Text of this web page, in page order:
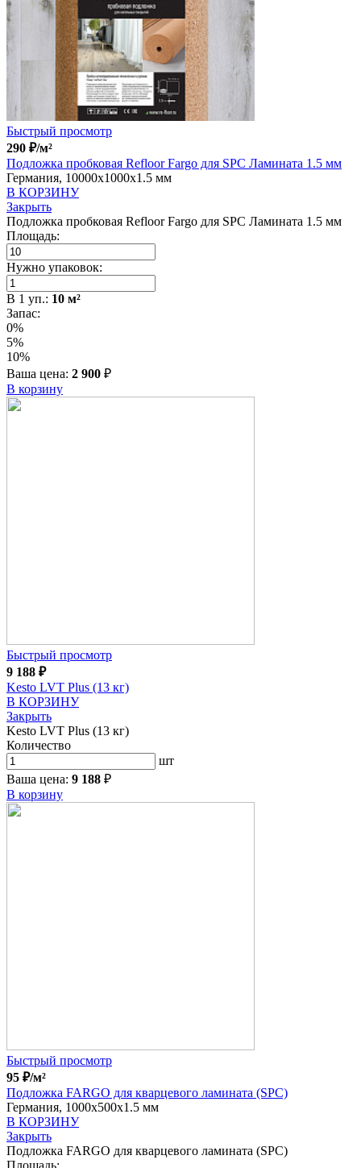
Быстрый просмотр
290 ₽/м²
Подложка пробковая Refloor Fargo для SPC Ламината 1.5 мм
Германия, 10000x1000x1.5 мм
В КОРЗИНУ
Закрыть
Подложка пробковая Refloor Fargo для SPC Ламината 1.5 мм
Площадь:
Нужно упаковок:
В 1 уп.: 10 м²
Запас:
0%
5%
10%
Ваша цена: 2 900 ₽
В корзину
Быстрый просмотр
9 188 ₽
Kesto LVT Plus (13 кг)
В КОРЗИНУ
Закрыть
Kesto LVT Plus (13 кг)
Количество
шт
Ваша цена: 9 188 ₽
В корзину
Быстрый просмотр
95 ₽/м²
Подложка FARGO для кварцевого ламината (SPC)
Германия, 1000x500x1.5 мм
В КОРЗИНУ
Закрыть
Подложка FARGO для кварцевого ламината (SPC)